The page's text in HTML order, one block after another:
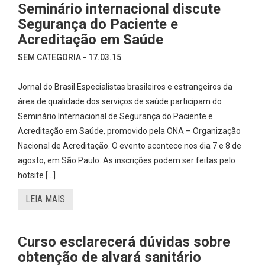
Seminário internacional discute
Segurança do Paciente e
Acreditação em Saúde
SEM CATEGORIA - 17.03.15
Jornal do Brasil Especialistas brasileiros e estrangeiros da
área de qualidade dos serviços de saúde participam do
Seminário Internacional de Segurança do Paciente e
Acreditação em Saúde, promovido pela ONA – Organização
Nacional de Acreditação. O evento acontece nos dia 7 e 8 de
agosto, em São Paulo. As inscrições podem ser feitas pelo
hotsite […]
LEIA MAIS
Curso esclarecerá dúvidas sobre
obtenção de alvará sanitário